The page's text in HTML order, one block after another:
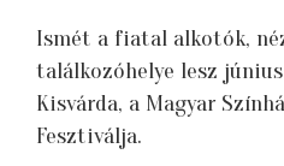
Ismét a fiatal alkotók,
találkozóhelye lesz
Kisvárda, a Magyar
Fesztiválja.